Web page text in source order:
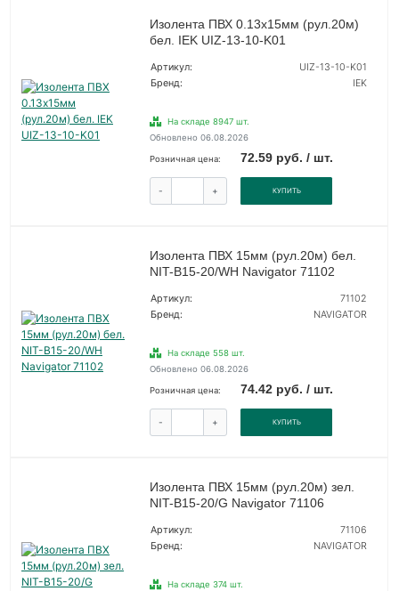
Изолента ПВХ 0.13х15мм (рул.20м)
бел. IEK UIZ-13-10-K01
Артикул:
UIZ-13-10-K01
Бренд:
IEK
На складе 8947 шт.
Обновлено 06.08.2026
Розничная цена: 72.59 руб. / шт.
- + КУПИТЬ
Изолента ПВХ 15мм (рул.20м) бел.
NIT-B15-20/WH Navigator 71102
Артикул:
71102
Бренд:
NAVIGATOR
На складе 558 шт.
Обновлено 06.08.2026
Розничная цена: 74.42 руб. / шт.
- + КУПИТЬ
Изолента ПВХ 15мм (рул.20м) зел.
NIT-B15-20/G Navigator 71106
Артикул:
71106
Бренд:
NAVIGATOR
На складе 374 шт.